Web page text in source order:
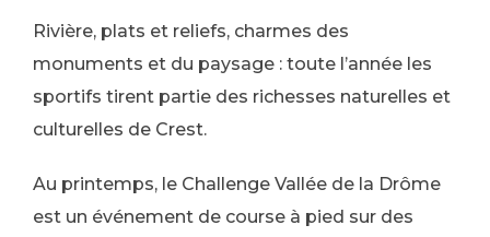
Rivière, plats et reliefs, charmes des
monuments et du paysage : toute l’année les
sportifs tirent partie des richesses naturelles et
culturelles de Crest.
Au printemps, le Challenge Vallée de la Drôme
est un événement de course à pied sur des